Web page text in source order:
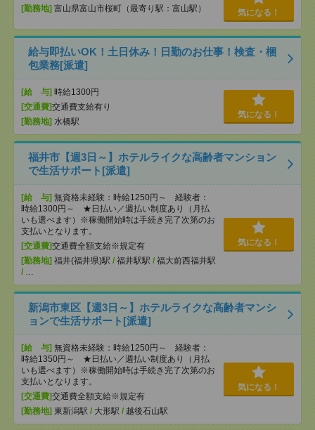
[勤務地] 富山県富山市桜町（最寄り駅：富山駅） 気になる！
給与即払いOK！土日休み！日勤のお仕事！検査・梱
包業務[派遣]
[給 与] 時給1300円
[交通費]交通費支給有り
[勤務地] 水橋駅
気になる！
福井市【週3日～】ホテルライクな高齢者マンション
で生活サポート[派遣]
[給 与] 無資格未経験：時給1250円～ 経験者：
時給1300円～ ★日払い／週払い制度あり（月払
いも選べます）※稼働開始時は手続き完了次第のお
支払いとなります。
[交通費]交通費全額支給※規定有
[勤務地] 福井(福井県)駅 / 福井駅駅 / 福大前西福井駅
/ …
気になる！
新潟市東区【週3日～】ホテルライクな高齢者マンシ
ョンで生活サポート[派遣]
[給 与] 無資格未経験：時給1250円～ 経験者：
時給1350円～ ★日払い／週払い制度あり（月払
いも選べます）※稼働開始時は手続き完了次第のお
支払いとなります。
[交通費]交通費全額支給※規定有
[勤務地] 東新潟駅 / 大形駅 / 越後石山駅
気になる！